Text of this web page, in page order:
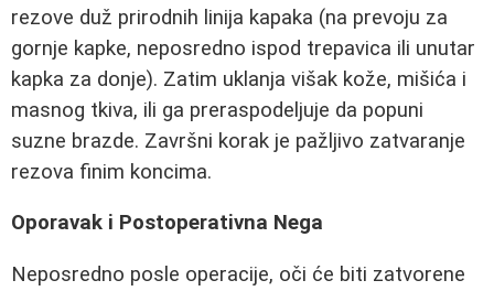
rezove duž prirodnih linija kapaka (na prevoju za
gornje kapke, neposredno ispod trepavica ili unutar
kapka za donje). Zatim uklanja višak kože, mišića i
masnog tkiva, ili ga preraspodeljuje da popuni
suzne brazde. Završni korak je pažljivo zatvaranje
rezova finim koncima.
Oporavak i Postoperativna Nega
Neposredno posle operacije, oči će biti zatvorene